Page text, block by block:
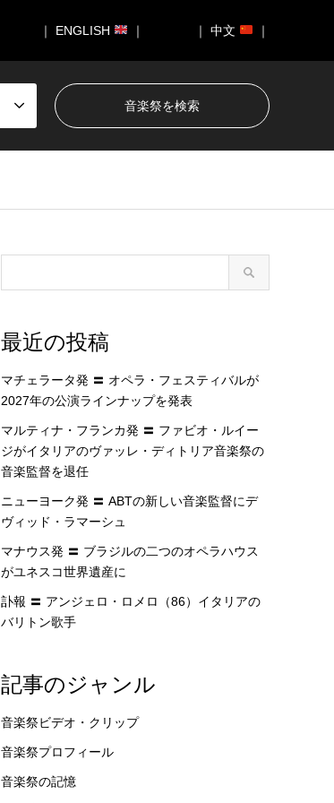
｜ ENGLISH ｜ ｜ 中文 ｜
最近の投稿
マチェラータ発 〓 オペラ・フェスティバルが
2027年の公演ラインナップを発表
マルティナ・フランカ発 〓 ファビオ・ルイー
ジがイタリアのヴァッレ・ディトリア音楽祭の
音楽監督を退任
ニューヨーク発 〓 ABTの新しい音楽監督にデ
ヴィッド・ラマーシュ
マナウス発 〓 ブラジルの二つのオペラハウス
がユネスコ世界遺産に
訃報 〓 アンジェロ・ロメロ（86）イタリアの
バリトン歌手
記事のジャンル
音楽祭ビデオ・クリップ
音楽祭プロフィール
音楽祭の記憶